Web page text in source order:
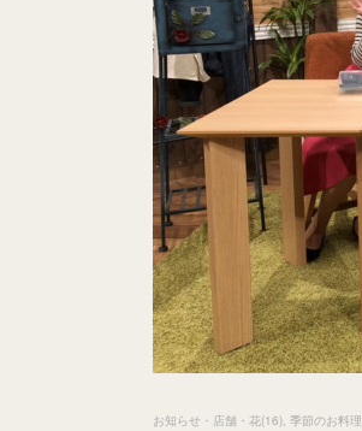
お知らせ・店舗・花(16) 季節のお料理